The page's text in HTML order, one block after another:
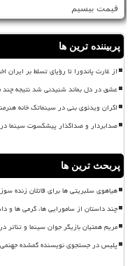
قیمت بیسیم
پربیننده ترین ها
از غارت پاندورا تا رؤیای تسلط بر ایران
عشق در دل بماند شنیدنی شد نتیجه چند
اکران ویدئوی بنی در سینماتک خانه
صدابردار و صداگذار پیشکسوت سینما
پربحث ترین ها
هیاهوی سلبریتی ها برای قاتلان زنده
چند داستان از سامورایی ها، گرمی ها
مریم همتیان بازیگر جوان سینما و
پلیس در جستجوی نویسنده گمشده